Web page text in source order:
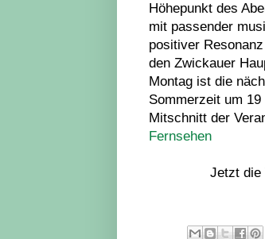
Höhepunkt des
mit passender
positiver
den Zwickauer
Montag ist die
Sommerzeit um
Mitschnitt der
Fernsehen
Jetzt die